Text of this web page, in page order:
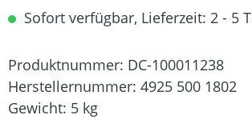
Sofort verfügbar, Lieferzeit: 2 - 5
Produktnummer: DC-100011238
Herstellernummer: 4925 500 1802
Gewicht: 5 kg